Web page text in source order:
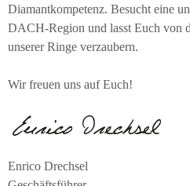
Diamantkompetenz. Besucht eine
DACH-Region und lasst Euch von
unserer Ringe verzaubern.
Wir freuen uns auf Euch!
Enrico Drechsel